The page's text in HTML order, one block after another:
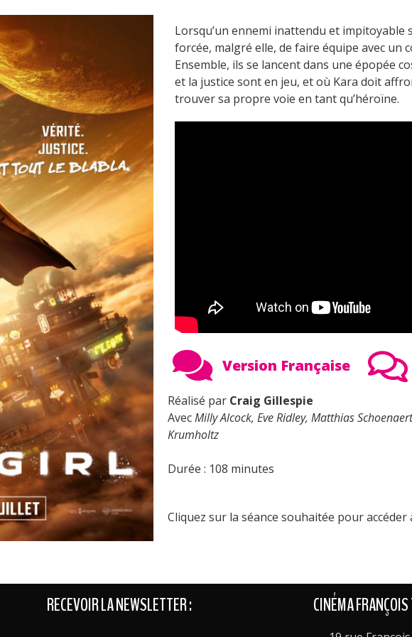
Lorsqu’un ennemi inattendu et impitoyable
forcée, malgré elle, de faire équipe avec un
Ensemble, ils se lancent dans une épopée
et la justice sont en jeu, et où Kara doit
trouver sa propre voie en tant qu’héroïne.
Version Française
Réalisé par Craig Gillespie
AvecMilly Alcock, Eve Ridley, Matthias
Krumholtz
Durée : 108 minutes
Cliquez sur la séance souhaitée pour
RECEVOIR LA NEWSLETTER : CINÉMA